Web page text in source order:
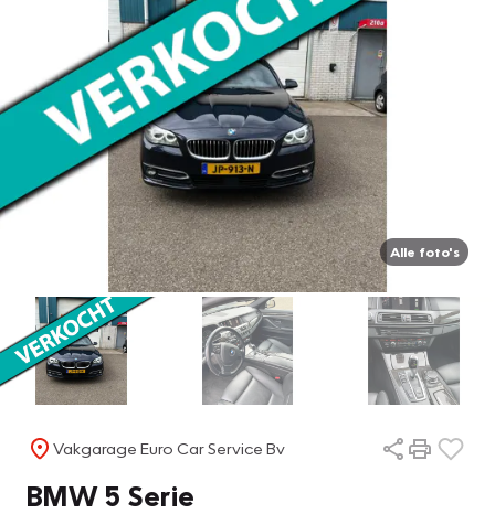
Alle foto's
Vakgarage Euro Car Service Bv
BMW 5 Serie